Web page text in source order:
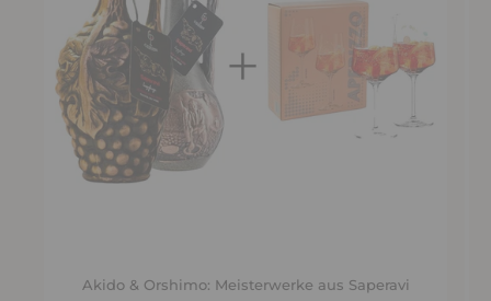
Akido & Orshimo: Meisterwerke aus Saperavi